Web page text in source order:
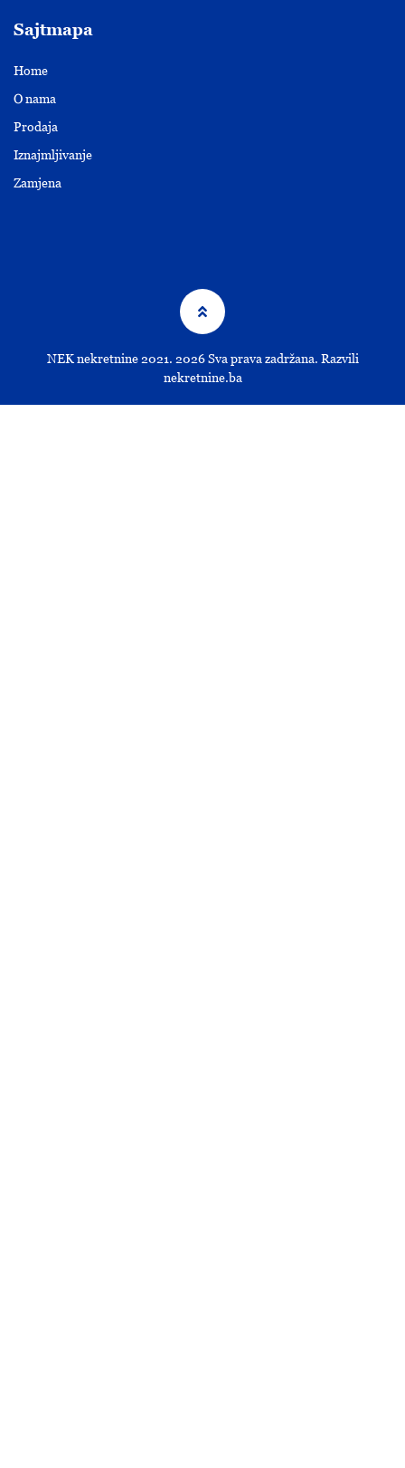
Sajtmapa
Home
O nama
Prodaja
Iznajmljivanje
Zamjena
NEK nekretnine 2021. 2026Sva prava zadržana. Razvili
nekretnine.ba